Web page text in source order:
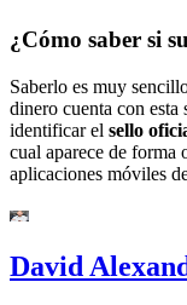
¿Cómo saber si
Saberlo es muy
dinero cuenta con esta
identificar el sello
cual aparece de forma
aplicaciones móviles
David